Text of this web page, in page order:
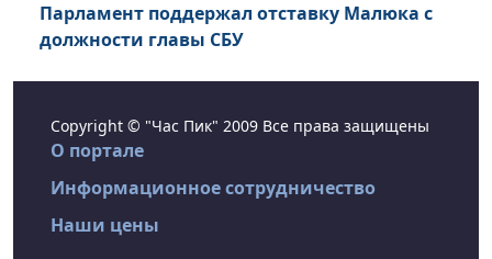
Парламент поддержал отставку Малюка с
должности главы СБУ
Copyright © "Час Пик" 2009 Все права защищены
О портале
Информационное сотрудничество
Наши цены